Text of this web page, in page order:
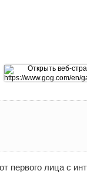
первого лица с